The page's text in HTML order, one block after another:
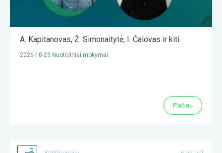
A. Kapitanovas, Ž. Simonaitytė, I. Čalovas ir kiti
2026-10-23 Nuotoliniai mokymai
Plačiau